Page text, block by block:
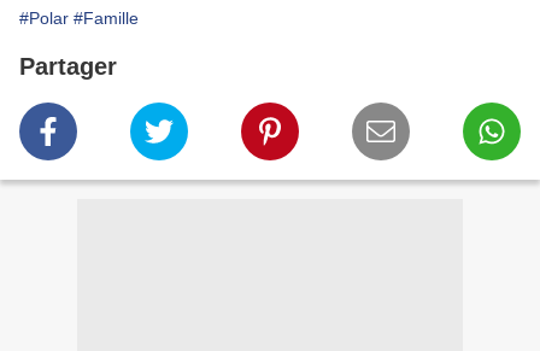
#Polar #Famille
Partager